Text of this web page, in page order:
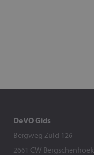
De VO Gids
Bergweg Zuid 126
2661 CW Bergschenhoek